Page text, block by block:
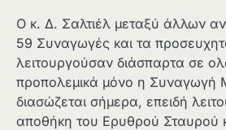
Ο κ. Δ. Σαλτιέλ μεταξύ άλλων
59 Συναγωγές και τα
λειτουργούσαν διάσπαρτα σε
προπολεμικά μόνο η Συναγωγή
διασώζεται σήμερα, επειδή
αποθήκη του Ερυθρού Σταυρού